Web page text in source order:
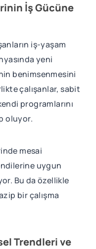
İş Gücüne
iş-yaşam
yeni
benimsenmesini
çalışanlar, sabit
programlarını
oluyor.
mesai
uygun
Bu da özellikle
bir çalışma
Trendleri ve